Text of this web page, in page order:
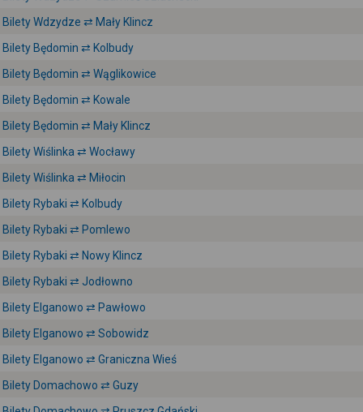
Bilety Wdzydze ⇄ Mały Klincz
Bilety Będomin ⇄ Kolbudy
Bilety Będomin ⇄ Wąglikowice
Bilety Będomin ⇄ Kowale
Bilety Będomin ⇄ Mały Klincz
Bilety Wiślinka ⇄ Wocławy
Bilety Wiślinka ⇄ Miłocin
Bilety Rybaki ⇄ Kolbudy
Bilety Rybaki ⇄ Pomlewo
Bilety Rybaki ⇄ Nowy Klincz
Bilety Rybaki ⇄ Jodłowno
Bilety Elganowo ⇄ Pawłowo
Bilety Elganowo ⇄ Sobowidz
Bilety Elganowo ⇄ Graniczna Wieś
Bilety Domachowo ⇄ Guzy